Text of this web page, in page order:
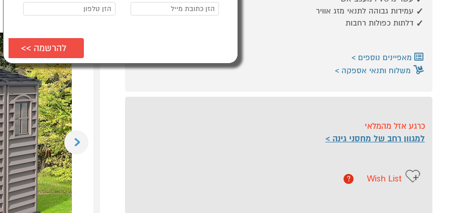
Previous
עמידות גבוהה לתנאי מזג אוויר
דלתות כפולות רחבות
מאפיינים נוספים
משלוח ותנאי אספקה
כרגע אזל מהמלאי
למגוון רחב של מחסני גינה
Wish List
?